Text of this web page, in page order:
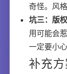
奇怪。风
坑三：版
用可能会
一定要小心
补充